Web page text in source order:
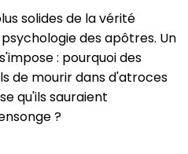
solides de la vérité
des apôtres. Un
: pourquoi des
de mourir dans d'atroces
qu'ils sauraient
?